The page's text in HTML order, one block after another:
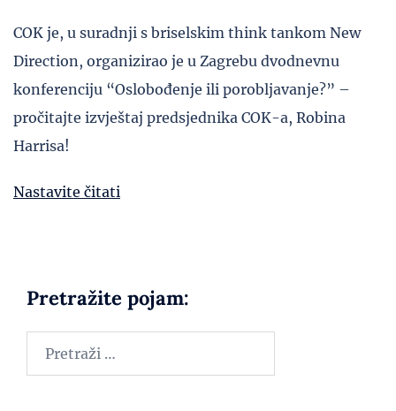
COK je, u suradnji s briselskim think tankom New
Direction, organizirao je u Zagrebu dvodnevnu
konferenciju “Oslobođenje ili porobljavanje?” –
pročitajte izvještaj predsjednika COK-a, Robina
Harrisa!
Nastavite čitati
Pretražite pojam: